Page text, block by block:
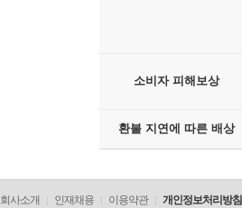
소비자 피해보상
환불 지연에 따른 배상
회사소개 인재채용 이용약관 개인정보처리방침